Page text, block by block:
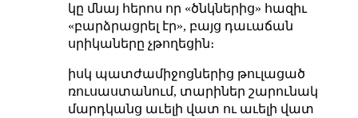
կը մնայ հերոս որ «ծնկներից» հազիւ
«բարձրացրել էր», բայց դաւաճան
սրիկաները չթողեցին։
իսկ պատժամիջոցներից թուլացած
ռուսաստանում, տարիներ շարունակ
մարդկանց աւելի վատ ու աւելի վատ